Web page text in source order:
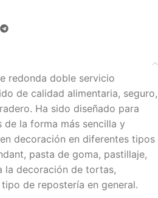
redonda doble servicio
de calidad alimentaria, seguro,
Ha sido diseñado para
la forma más sencilla y
decoración en diferentes tipos
pasta de goma, pastillaje,
la decoración de tortas,
de repostería en general.